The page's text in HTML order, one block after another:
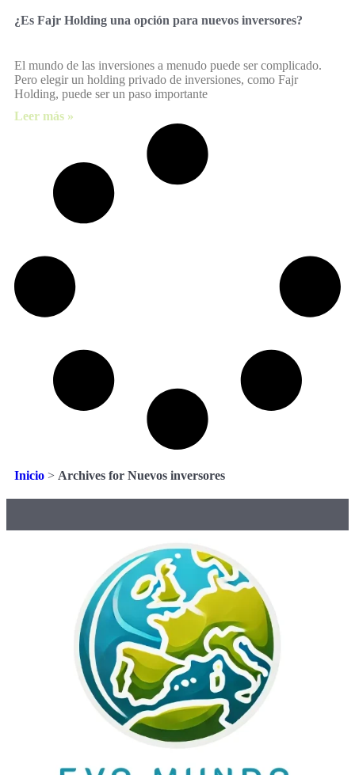
¿Es Fajr Holding una opción para nuevos inversores?
El mundo de las inversiones a menudo puede ser complicado.
Pero elegir un holding privado de inversiones, como Fajr
Holding, puede ser un paso importante
Leer más »
Inicio > Archives for Nuevos inversores